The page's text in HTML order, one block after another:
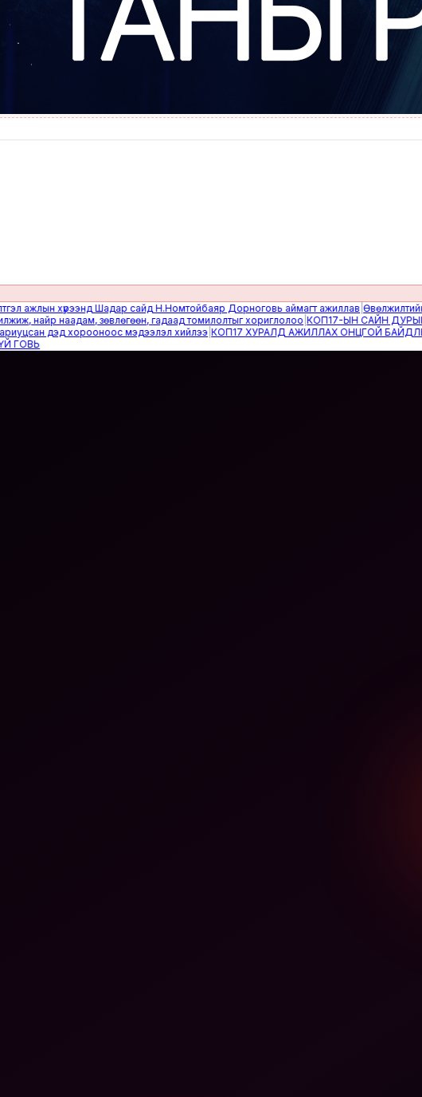
хүрээнд Шадар сайд Н.Номтойбаяр Дорноговь аймагт ажиллав|Өвөлжилтийн
наадам, зөвлөгөөн, гадаад томилолтыг хориглолоо|КОП17-ЫН САЙН ДУРЫН
дэд хорооноос мэдээлэл хийлээ|КОП17 ХУРАЛД АЖИЛЛАХ ОНЦГОЙ БАЙДЛЫН